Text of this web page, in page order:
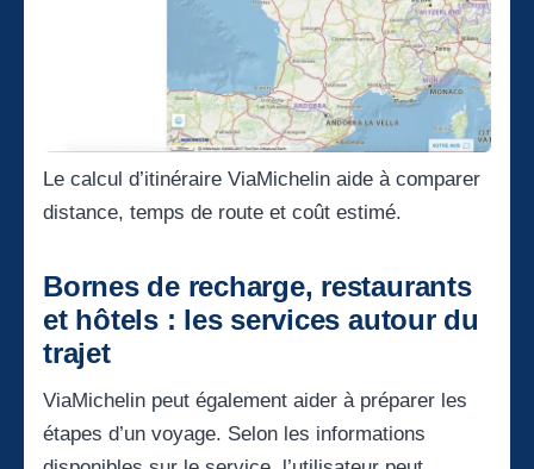
Le calcul d’itinéraire ViaMichelin aide à comparer
distance, temps de route et coût estimé.
Bornes de recharge, restaurants
et hôtels : les services autour du
trajet
ViaMichelin peut également aider à préparer les
étapes d’un voyage. Selon les informations